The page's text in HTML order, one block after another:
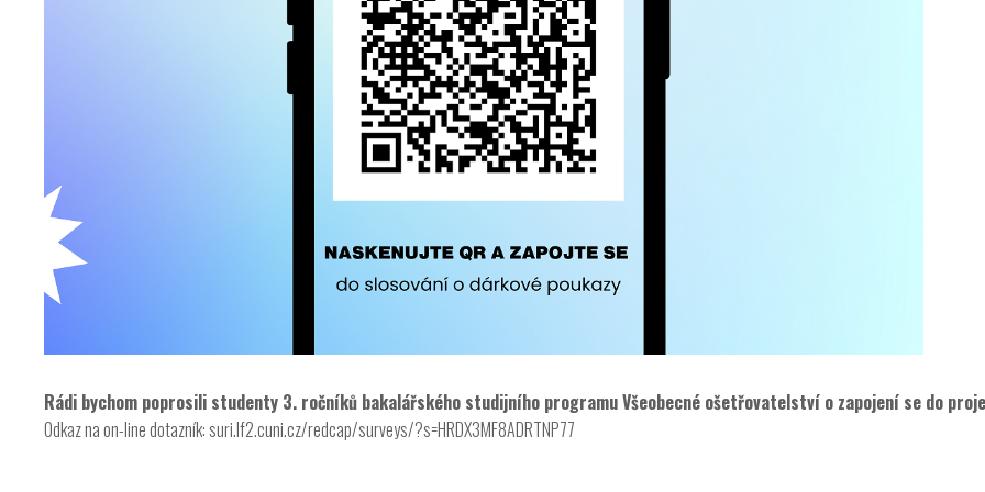
Rádi bychom poprosili studenty 3. ročníků bakalářského studijního programu Všeobecné ošetřovatelství o zapojení se do
Odkaz na on-line dotazník: suri.lf2.cuni.cz/redcap/surveys/?s=HRDX3MF8ADRTNP77